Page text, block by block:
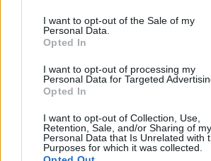
I want to opt-out of the Sale of my
Personal Data.
Opted In
I want to opt-out of processing my
Personal Data for Targeted
Opted In
I want to opt-out of Collection, Use,
Retention, Sale, and/or Sharing of my
Personal Data that Is Unrelated with
Purposes for which it was collected.